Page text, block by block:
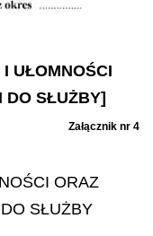
UŁOMNOŚCI
DO SŁUŻBY]
Załącznik nr 4
ORAZ
SŁUŻBY